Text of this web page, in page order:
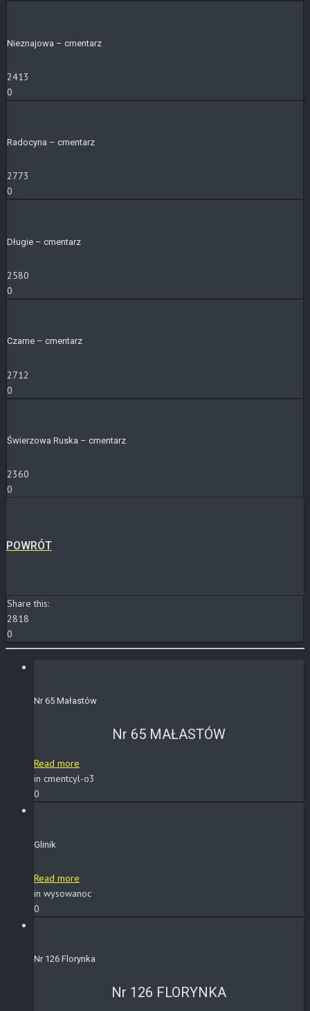
Nieznajowa – cmentarz
2413
0
Radocyna – cmentarz
2773
0
Długie – cmentarz
2580
0
Czarne – cmentarz
2712
0
Świerzowa Ruska – cmentarz
2360
0
POWRÓT
Share this:
2818
0
Nr 65 Małastów
Nr 65 MAŁASTÓW
Read more
in cmentcyl-o3
0
Glinik
Read more
in wysowanoc
0
Nr 126 Florynka
Nr 126 FLORYNKA